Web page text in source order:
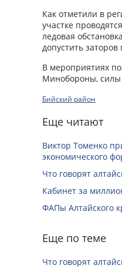
Как отметили в
участке
ледовая
допустить
В мероприятиях
Минобороны, силы
Бийский район
Еще читают
Виктор Томенко
экономического
Что говорят
Кабинет за
ФАПы Алтайского
Еще по теме
Что говорят